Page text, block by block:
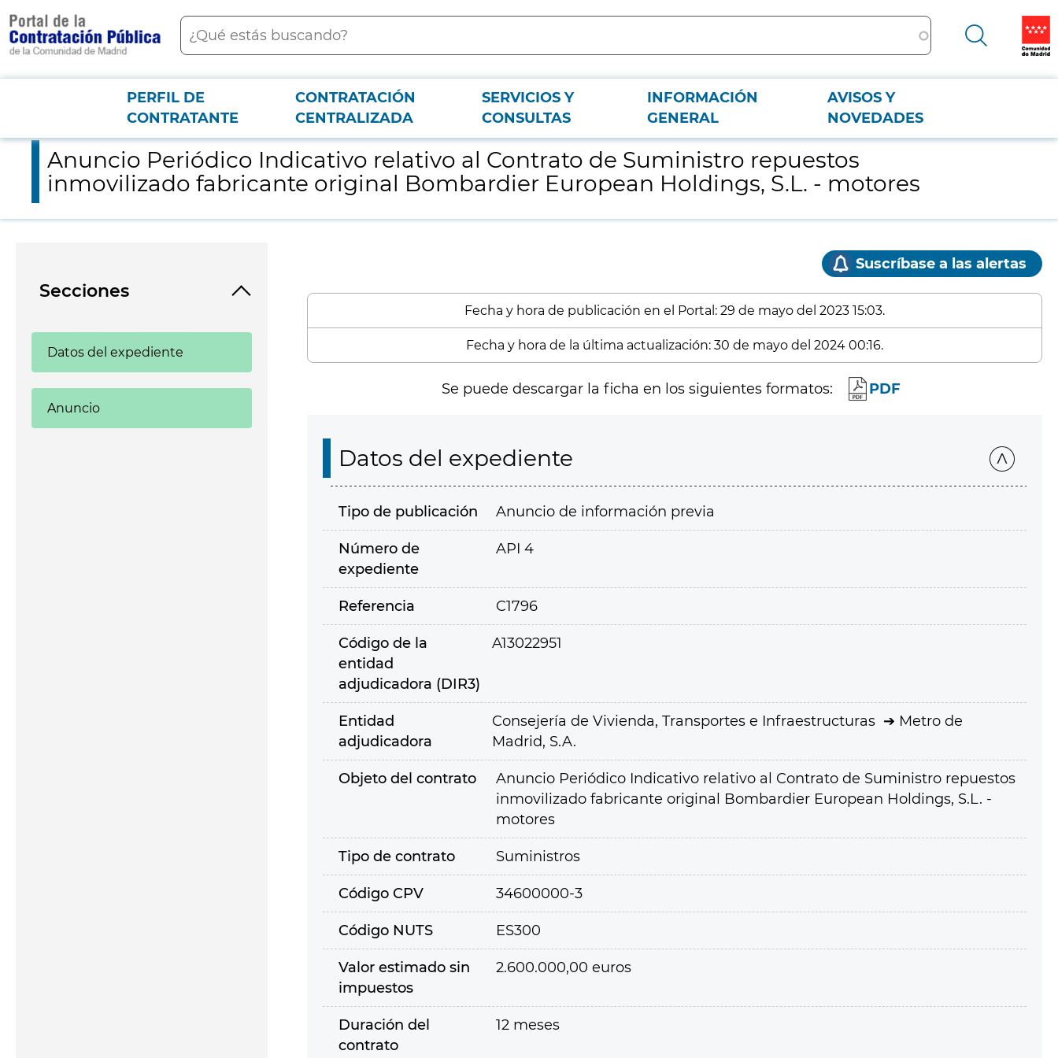
contenido
principal
Buscar
Menú PCON
PERFIL DE
CONTRATANTE
CONTRATACIÓN
CENTRALIZADA
SERVICIOS Y
CONSULTAS
INFORMACIÓN
GENERAL
AVISOS Y
NOVEDADES
Anuncio Periódico Indicativo relativo al Contrato de Suministro repuestos inmovilizado fabricante original Bombardier European Holdings, S.L. - motores
Anuncio Periódico Indicativo relativo al Contrato de Suministro repuestos
inmovilizado fabricante original Bombardier European Holdings, S.L. - motores
Secciones
Datos del expediente
Anuncio
Suscríbase a las alertas
Fecha y hora de publicación en el Portal: 29 de mayo del 2023 15:03.
Fecha y hora de la última actualización: 30 de mayo del 2024 00:16.
Se puede descargar la ficha en los siguientes formatos: PDF
Datos del expediente
Tipo de publicación Anuncio de información previa
Número de
expediente
API 4
Referencia C1796
Código de la
entidad
adjudicadora (DIR3)
A13022951
Entidad
adjudicadora
Consejería de Vivienda, Transportes e Infraestructuras
Metro de
Madrid, S.A.
Objeto del contrato
Anuncio Periódico Indicativo relativo al Contrato de Suministro repuestos
inmovilizado fabricante original Bombardier European Holdings, S.L. -
motores
Tipo de contrato Suministros
Código CPV 34600000-3
Código NUTS ES300
Valor estimado sin
impuestos
2.600.000,00 euros
Duración del
contrato
12 meses